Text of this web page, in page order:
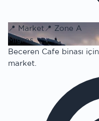
📍 Market 📍 Zone A
Migros
Beceren Cafe binası
market.